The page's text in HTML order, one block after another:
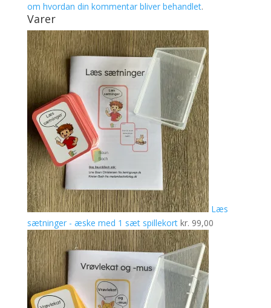
om hvordan din kommentar bliver behandlet.
Varer
Læs
sætninger - æske med 1 sæt spillekort kr. 99,00